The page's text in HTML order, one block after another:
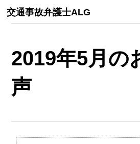
交通事故弁護士ALG
2019年5月の
声